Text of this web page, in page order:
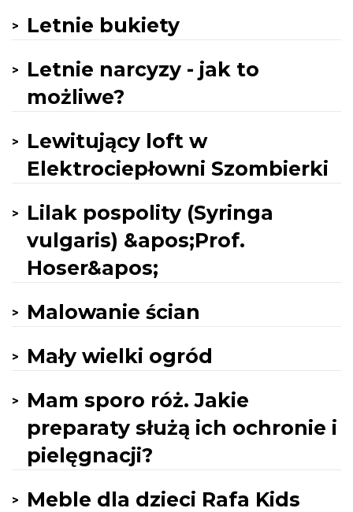
Letnie bukiety
Letnie narcyzy - jak to
możliwe?
Lewitujący loft w
Elektrociepłowni Szombierki
Lilak pospolity (Syringa
vulgaris) &apos;Prof.
Hoser&apos;
Malowanie ścian
Mały wielki ogród
Mam sporo róż. Jakie
preparaty służą ich ochronie i
pielęgnacji?
Meble dla dzieci Rafa Kids